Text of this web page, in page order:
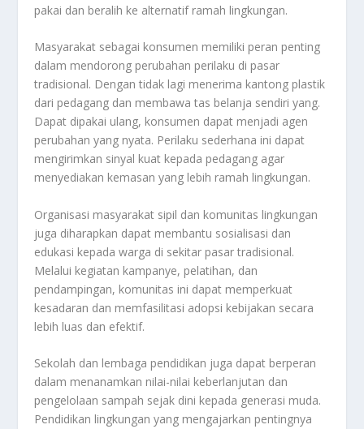
pakai dan beralih ke alternatif ramah lingkungan.
Masyarakat sebagai konsumen memiliki peran penting
dalam mendorong perubahan perilaku di pasar
tradisional. Dengan tidak lagi menerima kantong plastik
dari pedagang dan membawa tas belanja sendiri yang.
Dapat dipakai ulang, konsumen dapat menjadi agen
perubahan yang nyata. Perilaku sederhana ini dapat
mengirimkan sinyal kuat kepada pedagang agar
menyediakan kemasan yang lebih ramah lingkungan.
Organisasi masyarakat sipil dan komunitas lingkungan
juga diharapkan dapat membantu sosialisasi dan
edukasi kepada warga di sekitar pasar tradisional.
Melalui kegiatan kampanye, pelatihan, dan
pendampingan, komunitas ini dapat memperkuat
kesadaran dan memfasilitasi adopsi kebijakan secara
lebih luas dan efektif.
Sekolah dan lembaga pendidikan juga dapat berperan
dalam menanamkan nilai-nilai keberlanjutan dan
pengelolaan sampah sejak dini kepada generasi muda.
Pendidikan lingkungan yang mengajarkan pentingnya